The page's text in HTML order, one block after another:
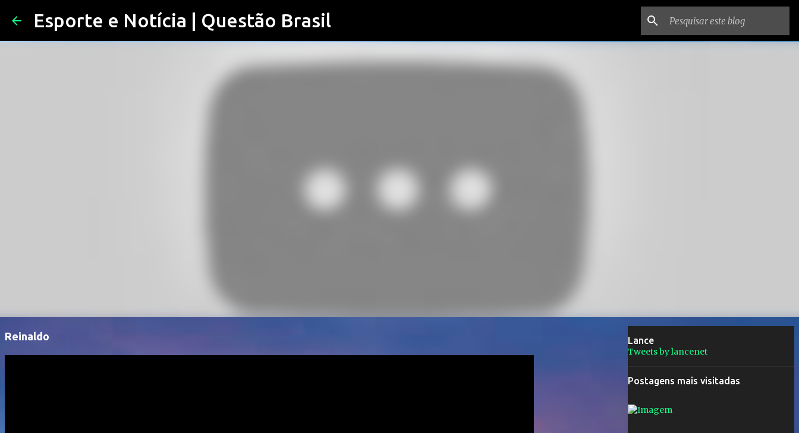
Esporte e Notícia | Questão Brasil
Reinaldo
Lance
Tweets by lancenet
Postagens mais visitadas